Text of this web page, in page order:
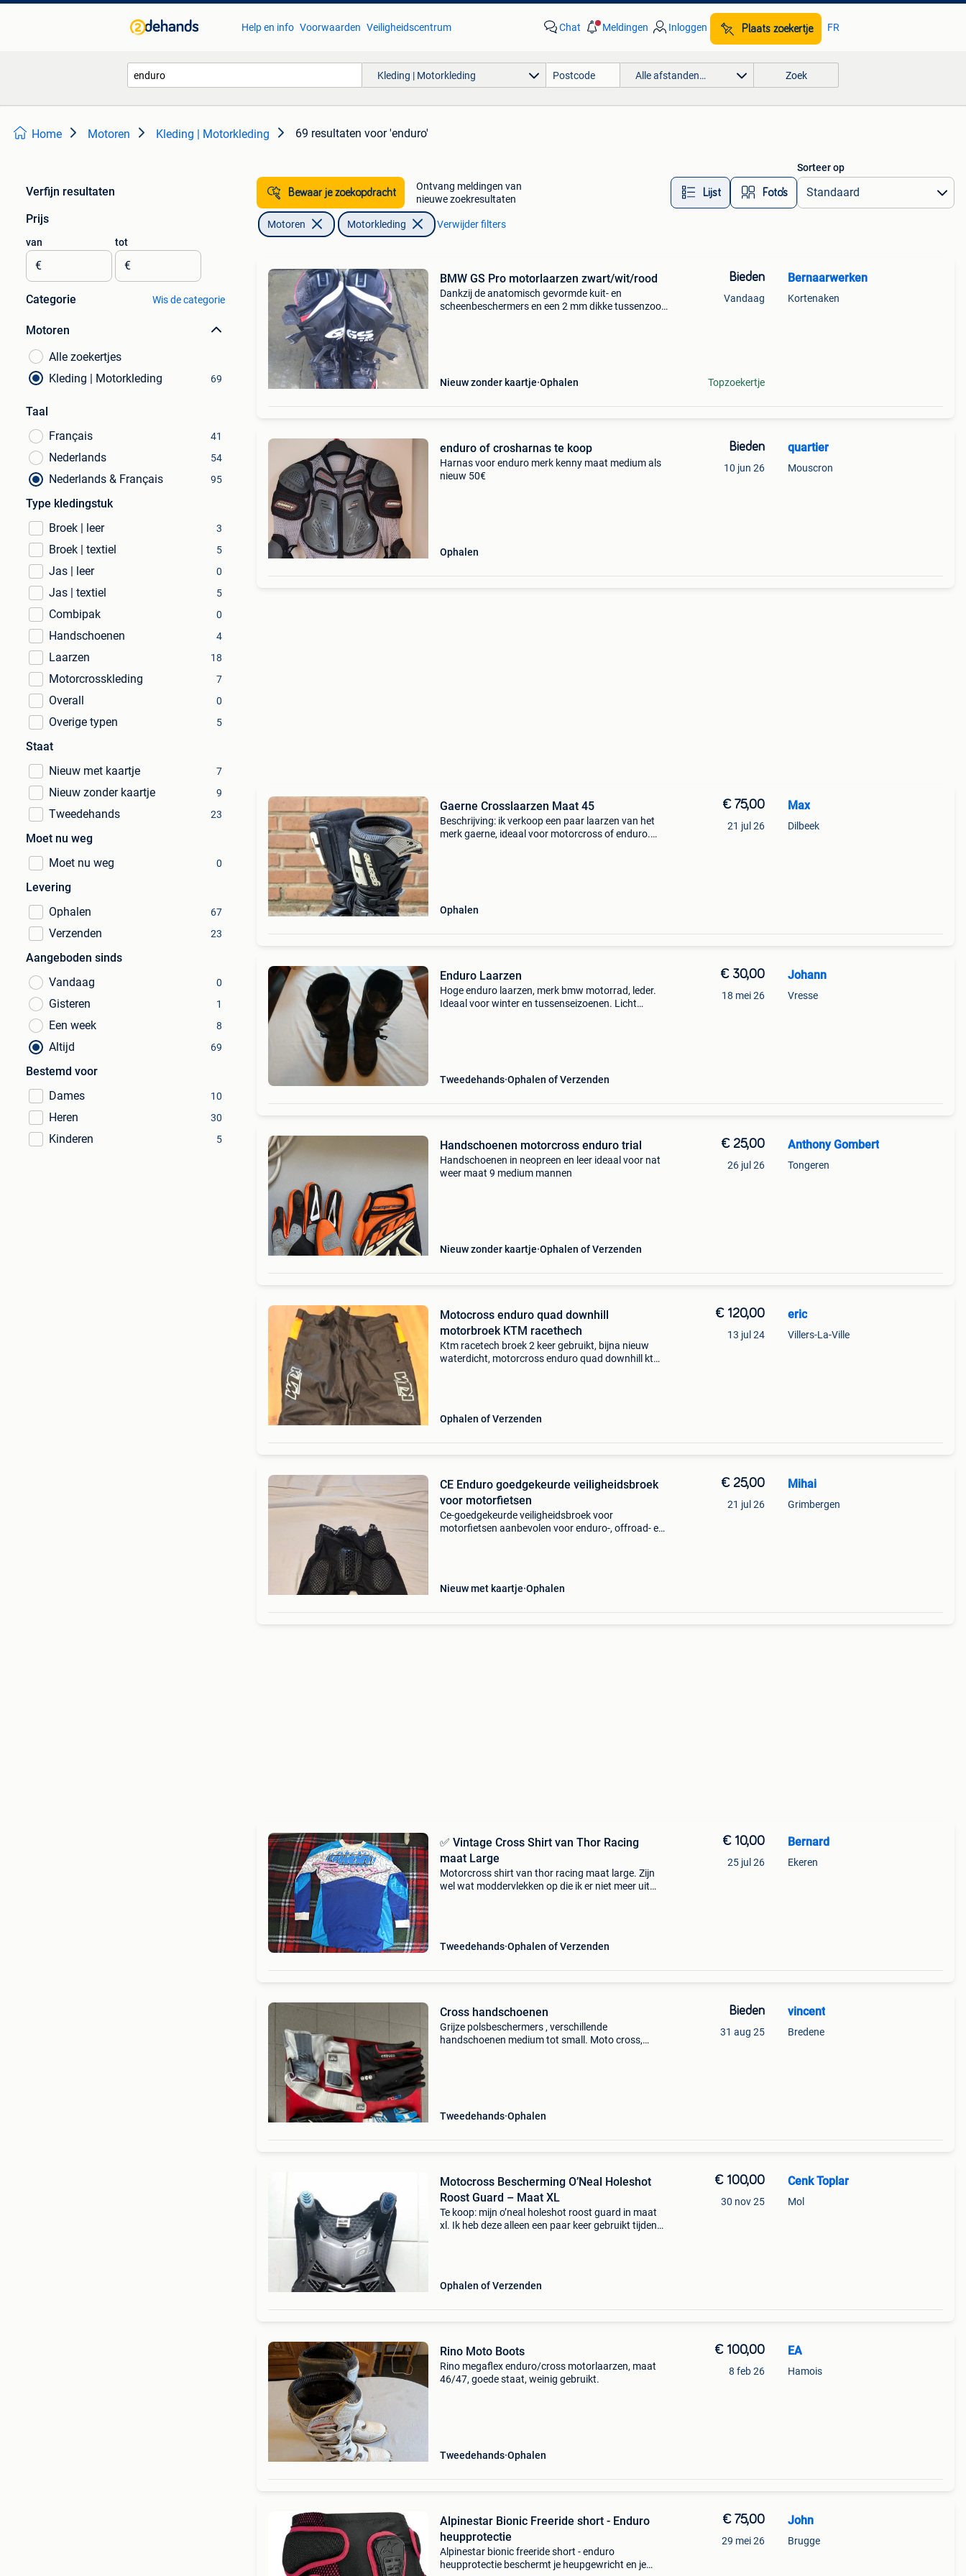
Help en info Voorwaarden Veiligheidscentrum Chat Meldingen Inloggen Plaats zoekertje FR
Kleding | Motorkleding Alle afstanden… Zoek
Home Motoren Kleding | Motorkleding 69 resultaten voor 'enduro'
Verfijn resultaten
Prijs
van
€
tot
€
Categorie Wis de categorie
Motoren
Alle zoekertjes
Kleding | Motorkleding
69
Taal
Français
41
Nederlands 54
Nederlands & Français 95
Type kledingstuk
Broek | leer
3
Broek | textiel 5
Jas | leer 0
Jas | textiel 5
Combipak 0
Handschoenen 4
Laarzen 18
Motorcrosskleding 7
Overall 0
Overige typen 5
Staat
Nieuw met kaartje
7
Nieuw zonder kaartje 9
Tweedehands 23
Moet nu weg
Moet nu weg
0
Levering
Ophalen
67
Verzenden 23
Aangeboden sinds
Vandaag
0
Gisteren 1
Een week 8
Altijd 69
Bestemd voor
Dames
10
Heren 30
Kinderen 5
Bewaar je zoekopdracht
Ontvang meldingen van
nieuwe zoekresultaten
Lijst Foto’s
Sorteer op
Motoren Motorkleding Verwijder filters
BMW GS Pro motorlaarzen zwart/wit/rood
Dankzij de anatomisch gevormde kuit- en
scheenbeschermers en een 2 mm dikke tussenzool
Nieuw zonder kaartje Ophalen
Bieden
Vandaag
Topzoekertje
Bernaarwerken
Kortenaken
enduro of crosharnas te koop
Harnas voor enduro merk kenny maat medium als
nieuw 50€
Ophalen
Bieden
10 jun 26
quartier
Mouscron
Gaerne Crosslaarzen Maat 45
Beschrijving: ik verkoop een paar laarzen van het
merk gaerne, ideaal voor motorcross of enduro.
Ophalen
€ 75,00
21 jul 26
Max
Dilbeek
Enduro Laarzen
Hoge enduro laarzen, merk bmw motorrad, leder.
Ideaal voor winter en tussenseizoenen. Licht
Tweedehands Ophalen of Verzenden
€ 30,00
18 mei 26
Johann
Vresse
Handschoenen motorcross enduro trial
Handschoenen in neopreen en leer ideaal voor nat
weer maat 9 medium mannen
Nieuw zonder kaartje Ophalen of Verzenden
€ 25,00
26 jul 26
Anthony Gombert
Tongeren
Motocross enduro quad downhill
motorbroek KTM racethech
Ktm racetech broek 2 keer gebruikt, bijna nieuw
waterdicht, motorcross enduro quad downhill ktm.
Ophalen of Verzenden
€ 120,00
13 jul 24
eric
Villers-La-Ville
CE Enduro goedgekeurde veiligheidsbroek
voor motorfietsen
Ce-goedgekeurde veiligheidsbroek voor
motorfietsen aanbevolen voor enduro-, offroad- en
Nieuw met kaartje Ophalen
€ 25,00
21 jul 26
Mihai
Grimbergen
✅ Vintage Cross Shirt van Thor Racing
maat Large
Motorcross shirt van thor racing maat large. Zijn
wel wat moddervlekken op die ik er niet meer uit
Tweedehands Ophalen of Verzenden
€ 10,00
25 jul 26
Bernard
Ekeren
Cross handschoenen
Grijze polsbeschermers , verschillende
handschoenen medium tot small. Moto cross,
Tweedehands Ophalen
Bieden
31 aug 25
vincent
Bredene
Motocross Bescherming O’Neal Holeshot
Roost Guard – Maat XL
Te koop: mijn o’neal holeshot roost guard in maat
xl. Ik heb deze alleen een paar keer gebruikt tijdens
Ophalen of Verzenden
€ 100,00
30 nov 25
Cenk Toplar
Mol
Rino Moto Boots
Rino megaflex enduro/cross motorlaarzen, maat
46/47, goede staat, weinig gebruikt.
Tweedehands Ophalen
€ 100,00
8 feb 26
EA
Hamois
Alpinestar Bionic Freeride short - Enduro
heupprotectie
Alpinestar bionic freeride short - enduro
heupprotectie beschermt je heupgewricht en je
€ 75,00
29 mei 26
John
Brugge